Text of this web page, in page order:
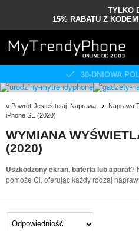
TYLKO
15% RABATU Z KODEM
30-DNIOWA
« Powrót Jesteś tutaj: Naprawa Naprawa
iPhone SE (2020)
WYMIANA
(2020)
Uszkodzony ekran, bateria lub aparat?
pomoże Ci, oferując każdy rodzaj